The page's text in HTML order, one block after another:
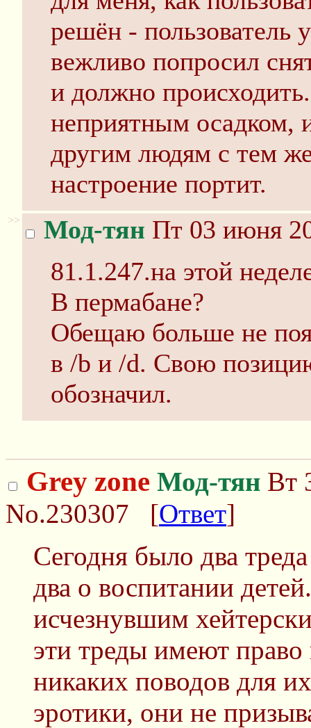
решён -
вежливо попросил
и должно
неприятным осадком,
другим людям с тем
настроение портит.
>> Мод-тян Пт 03 июня
81.1.247.на этой
В пермабане?
Обещаю больше не
в /b и /d. Свою
обозначил.
Grey zone Мод-тян Вт
No.230307 [Ответ]
Сегодня было два
два о воспитании
исчезнувшим
эти треды имеют право
никаких поводов для
эротики, они не